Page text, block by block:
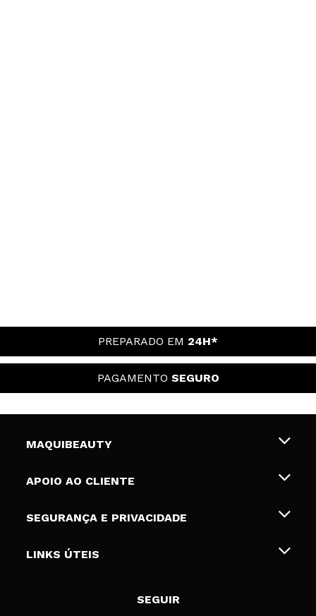
PREPARADO EM 24H*
PAGAMENTO SEGURO
MAQUIBEAUTY
Sobre nós
Gift Cards
APOIO AO CLIENTE
Envios e Devoluções
Formas de pagamento
SEGURANÇA E PRIVACIDADE
Termos e Privacidade
LINKS ÚTEIS
SEGUIR